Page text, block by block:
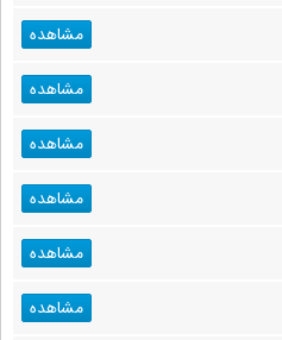
مشاهده
مشاهده
مشاهده
مشاهده
مشاهده
مشاهده